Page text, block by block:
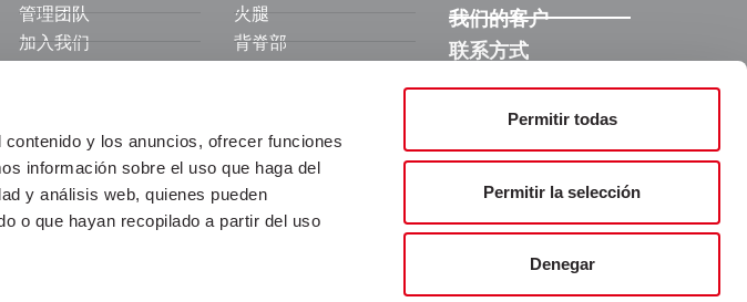
y los anuncios, ofrecer funciones
información sobre el uso que haga del
y análisis web, quienes pueden
o que hayan recopilado a partir del uso
Permitir todas
Permitir la selección
Denegar
管理团队
加入我们
火腿
背脊部
亚洲市场
酒店，餐厅，咖啡馆部
我们的客户
联系方式